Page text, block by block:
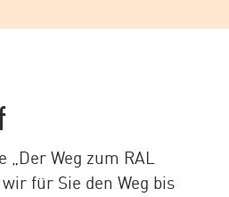
„Der Weg zum RAL
für Sie den Weg bis